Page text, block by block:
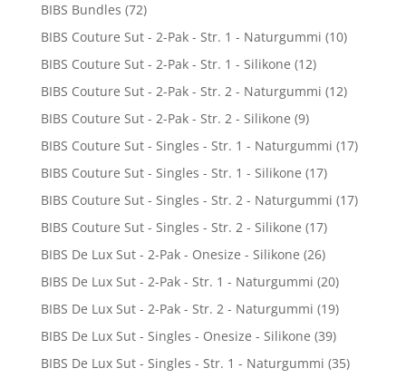
BIBS Bundles (72)
BIBS Couture Sut - 2-Pak - Str. 1 - Naturgummi (10)
BIBS Couture Sut - 2-Pak - Str. 1 - Silikone (12)
BIBS Couture Sut - 2-Pak - Str. 2 - Naturgummi (12)
BIBS Couture Sut - 2-Pak - Str. 2 - Silikone (9)
BIBS Couture Sut - Singles - Str. 1 - Naturgummi (17)
BIBS Couture Sut - Singles - Str. 1 - Silikone (17)
BIBS Couture Sut - Singles - Str. 2 - Naturgummi (17)
BIBS Couture Sut - Singles - Str. 2 - Silikone (17)
BIBS De Lux Sut - 2-Pak - Onesize - Silikone (26)
BIBS De Lux Sut - 2-Pak - Str. 1 - Naturgummi (20)
BIBS De Lux Sut - 2-Pak - Str. 2 - Naturgummi (19)
BIBS De Lux Sut - Singles - Onesize - Silikone (39)
BIBS De Lux Sut - Singles - Str. 1 - Naturgummi (35)